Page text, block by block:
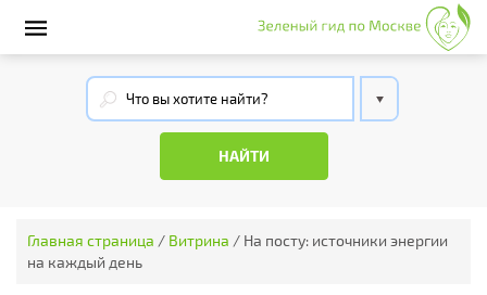
Главная страница / Витрина / На посту: источники энергии
на каждый день